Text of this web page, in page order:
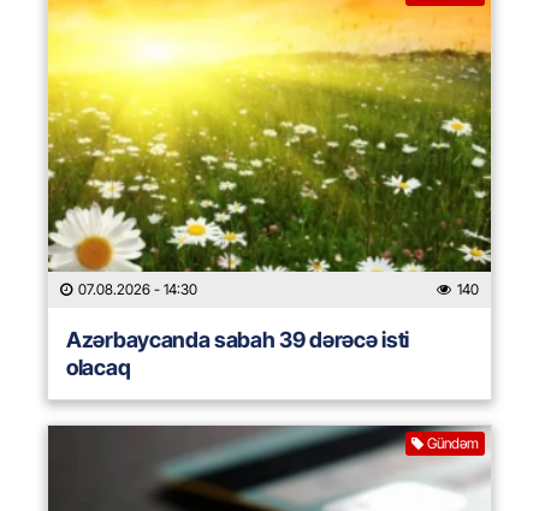
07.08.2026 - 14:30 140
Azərbaycanda sabah 39 dərəcə isti
olacaq
Gündəm